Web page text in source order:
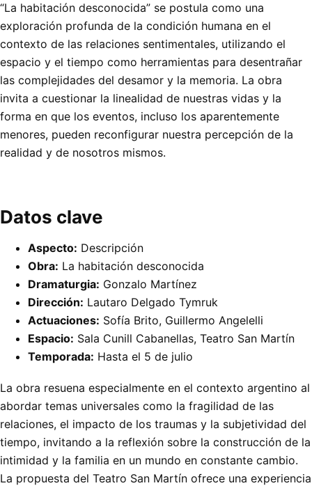
“La habitación desconocida” se postula como una
exploración profunda de la condición humana en el
contexto de las relaciones sentimentales, utilizando el
espacio y el tiempo como herramientas para desentrañar
las complejidades del desamor y la memoria. La obra
invita a cuestionar la linealidad de nuestras vidas y la
forma en que los eventos, incluso los aparentemente
menores, pueden reconfigurar nuestra percepción de la
realidad y de nosotros mismos.
Datos clave
Aspecto: Descripción
Obra: La habitación desconocida
Dramaturgia: Gonzalo Martínez
Dirección: Lautaro Delgado Tymruk
Actuaciones: Sofía Brito, Guillermo Angelelli
Espacio: Sala Cunill Cabanellas, Teatro San Martín
Temporada: Hasta el 5 de julio
La obra resuena especialmente en el contexto argentino al
abordar temas universales como la fragilidad de las
relaciones, el impacto de los traumas y la subjetividad del
tiempo, invitando a la reflexión sobre la construcción de la
intimidad y la familia en un mundo en constante cambio.
La propuesta del Teatro San Martín ofrece una experiencia